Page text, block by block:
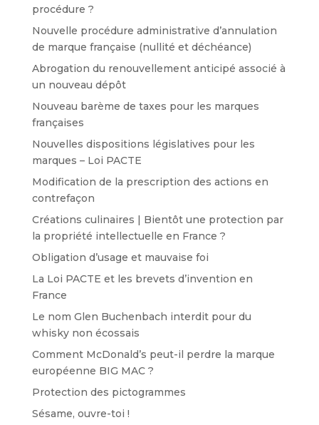
procédure ?
Nouvelle procédure administrative d’annulation
de marque française (nullité et déchéance)
Abrogation du renouvellement anticipé associé à
un nouveau dépôt
Nouveau barème de taxes pour les marques
françaises
Nouvelles dispositions législatives pour les
marques – Loi PACTE
Modification de la prescription des actions en
contrefaçon
Créations culinaires | Bientôt une protection par
la propriété intellectuelle en France ?
Obligation d’usage et mauvaise foi
La Loi PACTE et les brevets d’invention en
France
Le nom Glen Buchenbach interdit pour du
whisky non écossais
Comment McDonald’s peut-il perdre la marque
européenne BIG MAC ?
Protection des pictogrammes
Sésame, ouvre-toi !